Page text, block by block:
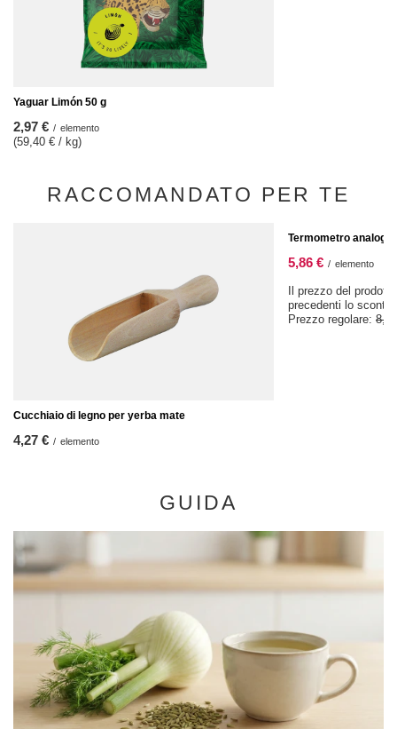
Yaguar Limón 50 g
2,97 € / elemento
(59,40 € / kg)
RACCOMANDATO PER TE
Cucchiaio di legno per yerba mate
4,27 € / elemento
Termometro
5,86 € / elemento
Il prezzo del
precedenti lo
Prezzo regolare:
GUIDA